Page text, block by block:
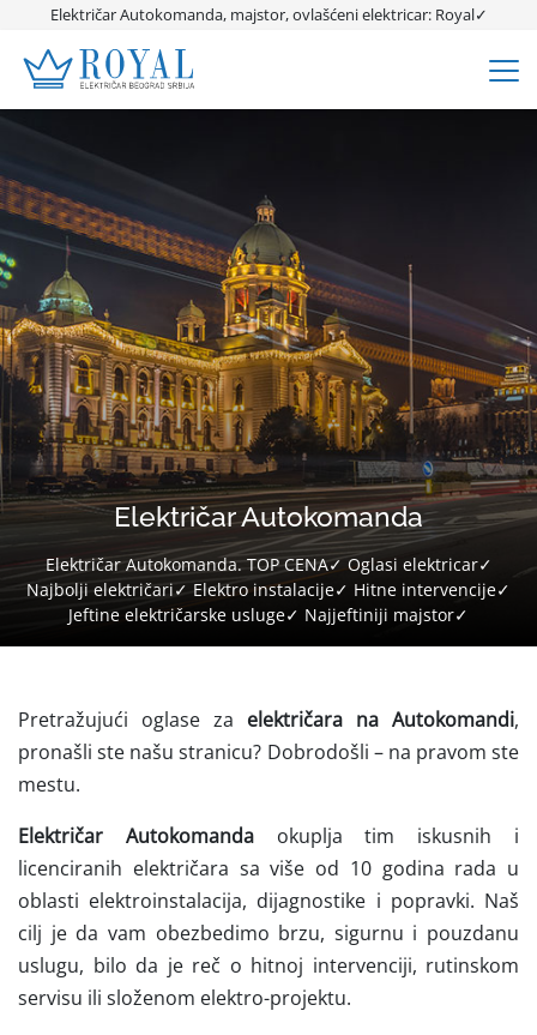
Električar Autokomanda, majstor, ovlašćeni elektricar: Royal✓
Električar Autokomanda
Električar Autokomanda. TOP CENA✓ Oglasi elektricar✓
Najbolji električari✓ Elektro instalacije✓ Hitne intervencije✓
Jeftine električarske usluge✓ Najjeftiniji majstor✓
Pretražujući oglase za električara na Autokomandi,
pronašli ste našu stranicu? Dobrodošli – na pravom ste
mestu.
Električar Autokomandaokuplja tim iskusnih i
licenciranih električara sa više od 10 godina rada u
oblasti elektroinstalacija, dijagnostike i popravki. Naš
cilj je da vam obezbedimo brzu, sigurnu i pouzdanu
uslugu, bilo da je reč o hitnoj intervenciji, rutinskom
servisu ili složenom elektro-projektu.